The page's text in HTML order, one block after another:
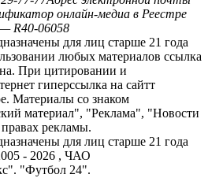
онлайн-медиа в Реестре
R40-06058
для лиц старше 21 года
любых материалов ссылка
При цитировании и
гиперссылка на сайтт
Материалы со знаком
материал", "Реклама", "Новости
рекламы.
для лиц старше 21 года
- 2026 , ЧАО
"Футбол 24".